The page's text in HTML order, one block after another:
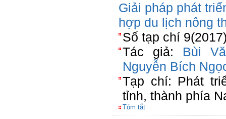
Giải pháp phát
hợp du lịch nông
Số tạp chí
Tác giả: Bùi
Nguyễn Bích
Tạp chí: Phát
tỉnh, thành phía
Tóm tắt